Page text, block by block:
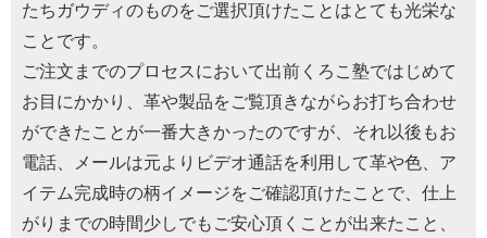
たちガウディのものをご選択頂けたことはとても光栄な
ことです。
ご注文までのプロセスにおいて出前くろこ塾ではじめて
お目にかかり、革や製品をご覧頂きながらお打ち合わせ
ができたことが一番大きかったのですが、それ以後もお
電話、メールは元よりビデオ通話を利用して革や色、ア
イテム完成時の柄イメージをご確認頂けたことで、仕上
がりまでの時間少しでもご安心頂くことが出来たこと、